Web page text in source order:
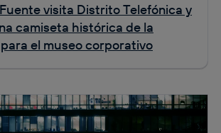
visita Distrito Telefónica y
camiseta histórica de la
el museo corporativo